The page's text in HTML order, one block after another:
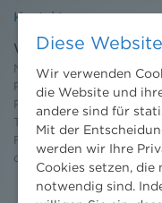
Kontakt
Wien
Niederhuber & Partner
Rechtsanwälte GmbH
Reisnerstraße 53, 1030
T:
+43 1 513 21 24-0
F: +43 1 513 21 24-300
office@nhp.eu
Diese
Wir verwenden
die Website und
andere sind für
Mit der
werden wir Ihre
Cookies setzen,
notwendig sind.